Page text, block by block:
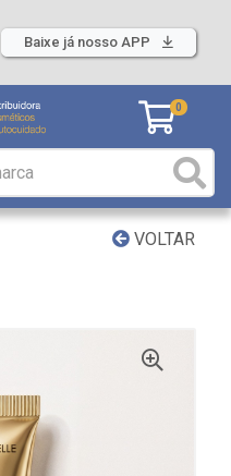
Baixe já nosso APP
0
VOLTAR